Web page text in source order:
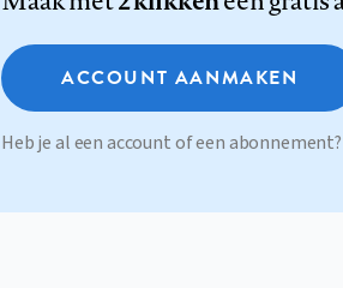
ACCOUNT AANMAKEN
Heb je al een account of een abonnement?